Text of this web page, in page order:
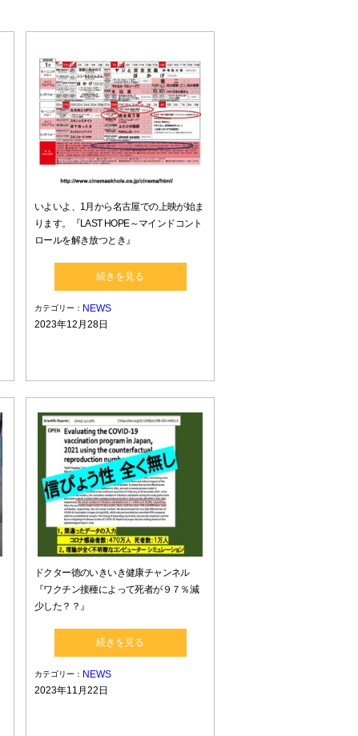
いよいよ、1月から名古屋での上映が始ま
ります。『LAST HOPE～マインドコント
ロールを解き放つとき』
続きを見る
カテゴリー： NEWS
2023年12月28日
ドクター徳のいきいき健康チャンネル
『ワクチン接種によって死者が９７％減
少した？？』
続きを見る
カテゴリー： NEWS
2023年11月22日